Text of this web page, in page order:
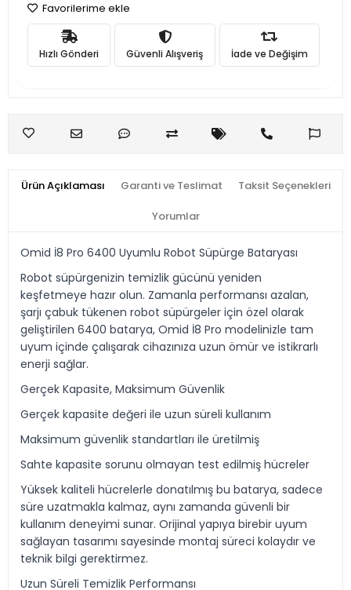
Favorilerime ekle
Hızlı Gönderi Güvenli Alışveriş İade ve Değişim
Ürün Açıklaması Garanti ve Teslimat Taksit Seçenekleri
Yorumlar
Omid İ8 Pro 6400 Uyumlu Robot Süpürge Bataryası
Robot süpürgenizin temizlik gücünü yeniden
keşfetmeye hazır olun. Zamanla performansı azalan,
şarjı çabuk tükenen robot süpürgeler için özel olarak
geliştirilen 6400 batarya, Omid İ8 Pro modelinizle tam
uyum içinde çalışarak cihazınıza uzun ömür ve istikrarlı
enerji sağlar.
Gerçek Kapasite, Maksimum Güvenlik
Gerçek kapasite değeri ile uzun süreli kullanım
Maksimum güvenlik standartları ile üretilmiş
Sahte kapasite sorunu olmayan test edilmiş hücreler
Yüksek kaliteli hücrelerle donatılmış bu batarya, sadece
süre uzatmakla kalmaz, aynı zamanda güvenli bir
kullanım deneyimi sunar. Orijinal yapıya birebir uyum
sağlayan tasarımı sayesinde montaj süreci kolaydır ve
teknik bilgi gerektirmez.
Uzun Süreli Temizlik Performansı